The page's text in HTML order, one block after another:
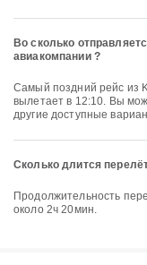
Во сколько
авиакомпании ?
Самый поздний рейс из Kupang в Labuan Bajo авиакомпании Wings Air
вылетает в 12:10. Вы
другие доступные
Сколько длится
Продолжительность перелёта из Kupang в Labuan Bajo составляет
около 2ч 20мин.